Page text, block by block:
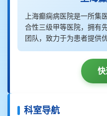
上海癫痫病医院是一所集
合性三级甲等医院，拥有
团队，致力于为患者提供
快
科室导航